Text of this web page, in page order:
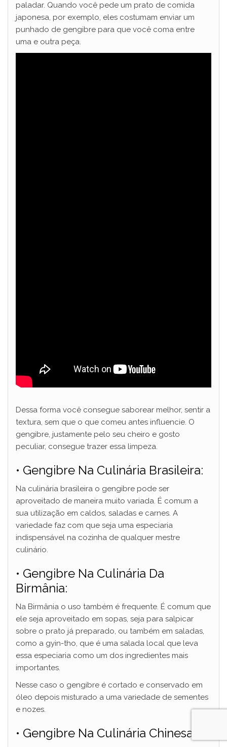
paladar. Quando você pede um prato de comida
japonesa, por exemplo, eles costumam enviar um
punhado de gengibre para que você coma entre
uma e outra peça.
Dessa forma você consegue saborear melhor, sentir a
textura, sem que o que comeu antes influencie. O
gengibre, justamente pelo seu cheiro e gosto
peculiar, consegue trazer essa limpeza.
• Gengibre Na Culinária Brasileira:
Na culinária brasileira o gengibre pode ser
aproveitado de maneira muito variada. É comum a
sua utilização em caldos, saladas e carnes. A
variedade faz com que seja uma especiaria
indispensável na cozinha de qualquer mestre
culinário.
• Gengibre Na Culinária Da
Birmânia:
Na Birmânia o uso também é frequente. É comum que
ele seja aproveitado em sopas, seja para salpicar
sobre o prato já preparado, ou também em saladas,
como a gyin-tho, que é uma salada local que leva
essa especiaria como um dos ingredientes mais
importantes.
Nesse caso o gengibre é cortado e conservado em
óleo depois misturado a uma variedade de sementes
e nozes.
• Gengibre Na Culinária Chinesa: